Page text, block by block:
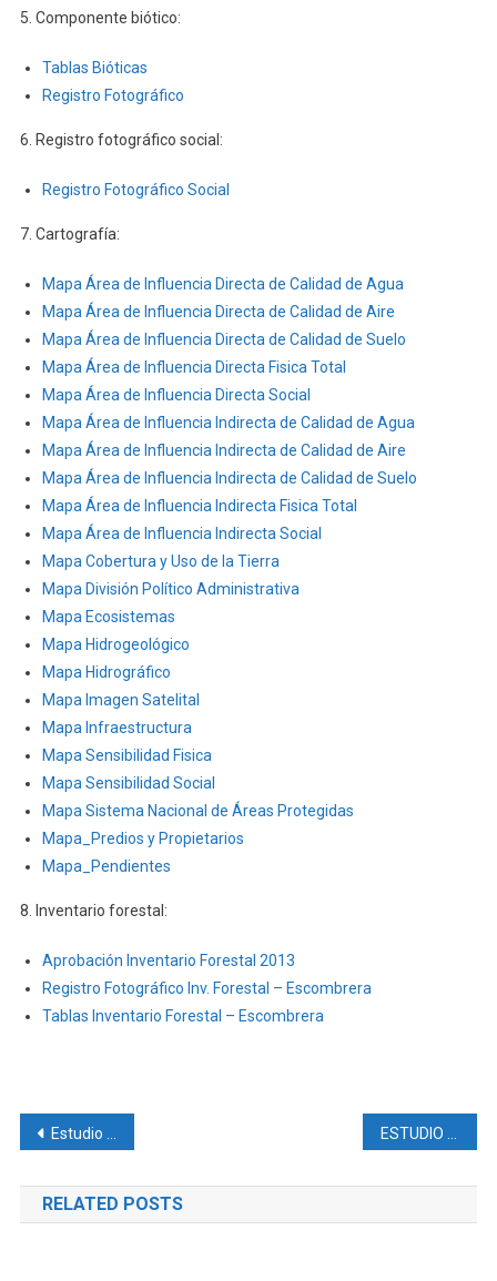
5. Componente biótico:
Tablas Bióticas
Registro Fotográfico
6. Registro fotográfico social:
Registro Fotográfico Social
7. Cartografía:
Mapa Área de Influencia Directa de Calidad de Agua
Mapa Área de Influencia Directa de Calidad de Aire
Mapa Área de Influencia Directa de Calidad de Suelo
Mapa Área de Influencia Directa Fisica Total
Mapa Área de Influencia Directa Social
Mapa Área de Influencia Indirecta de Calidad de Agua
Mapa Área de Influencia Indirecta de Calidad de Aire
Mapa Área de Influencia Indirecta de Calidad de Suelo
Mapa Área de Influencia Indirecta Fisica Total
Mapa Área de Influencia Indirecta Social
Mapa Cobertura y Uso de la Tierra
Mapa División Político Administrativa
Mapa Ecosistemas
Mapa Hidrogeológico
Mapa Hidrográfico
Mapa Imagen Satelital
Mapa Infraestructura
Mapa Sensibilidad Fisica
Mapa Sensibilidad Social
Mapa Sistema Nacional de Áreas Protegidas
Mapa_Predios y Propietarios
Mapa_Pendientes
8. Inventario forestal:
Aprobación Inventario Forestal 2013
Registro Fotográfico Inv. Forestal – Escombrera
Tablas Inventario Forestal – Escombrera
Navegación
de
entradas
Estudio de Impacto Ambiental Ex-Ante y Plan de Manejo Ambiental para la fase de exploración y explotación de minerales metálicos, bajo el régimen de pequeña minería de la concesión minera «El Fénix» Código 10000525
RELATED POSTS